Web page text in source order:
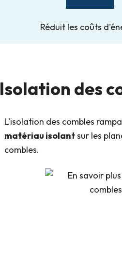
Réduit les coûts
Isolation des
L’isolation des combles
matériau isolantsur les
combles.